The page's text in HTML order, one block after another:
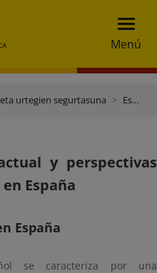
Menú
urtegien segurtasuna Espainiako presen garapena eta egungo egoera
y perspectivas
España
España
se caracteriza por una